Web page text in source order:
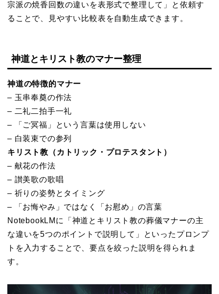
宗派の焼香回数の違いを表形式で整理して」と依頼す
ることで、見やすい比較表を自動生成できます。
神道とキリスト教のマナー整理
神道の特徴的マナー
– 玉串奉奠の作法
– 二礼二拍手一礼
– 「ご冥福」という言葉は使用しない
– 白装束での参列
キリスト教（カトリック・プロテスタント）
– 献花の作法
– 讃美歌の歌唱
– 祈りの姿勢とタイミング
– 「お悔やみ」ではなく「お慰め」の言葉
NotebookLMに「神道とキリスト教の葬儀マナーの主
な違いを5つのポイントで説明して」といったプロンプ
トを入力することで、要点を絞った説明を得られま
す。